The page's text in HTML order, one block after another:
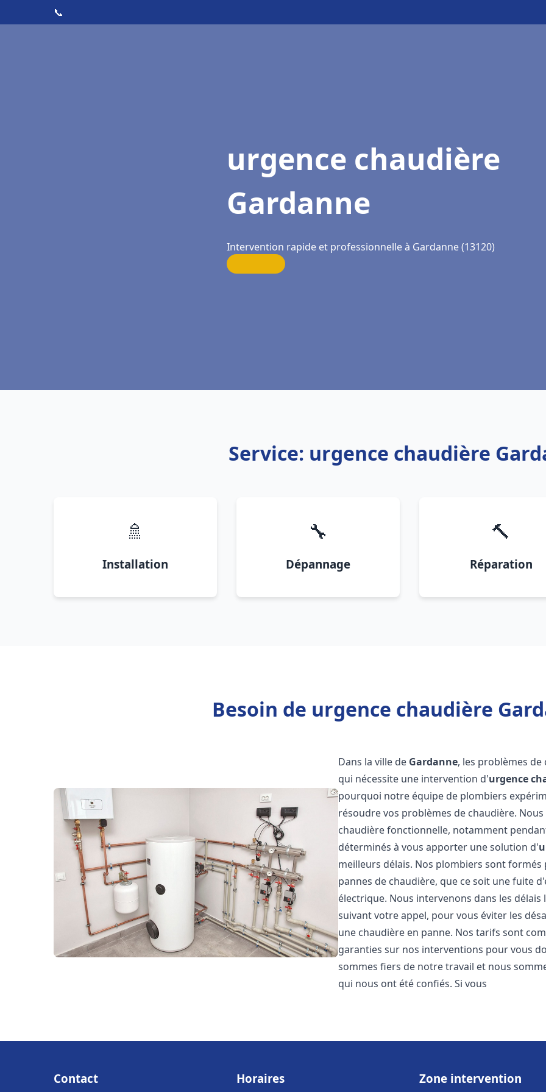
📞
urgence chaudière
Gardanne
Intervention rapide et professionnelle à Gardanne (13120)
Service: urgence chaudière
🚿
Installation
🔧
Dépannage
🔨
Réparation
Besoin de urgence chaudière
Dans la ville de Gardanne, les problèmes
qui nécessite une intervention d'urgence
pourquoi notre équipe de plombiers
résoudre vos problèmes de chaudière.
chaudière fonctionnelle, notamment
déterminés à vous apporter une solution d'
meilleurs délais. Nos plombiers sont
pannes de chaudière, que ce soit une fuite
électrique. Nous intervenons dans les
suivant votre appel, pour vous éviter les
une chaudière en panne. Nos tarifs sont
garanties sur nos interventions pour vous
sommes fiers de notre travail et nous
qui nous ont été confiés. Si vous
Contact Horaires Zone intervention